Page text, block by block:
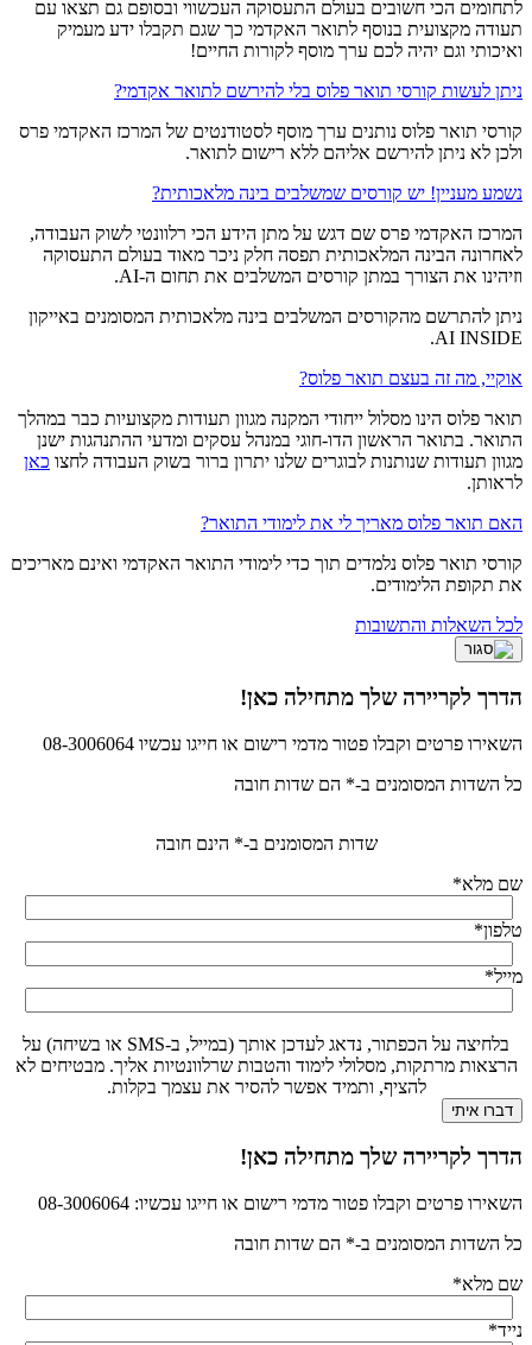
לתחומים הכי חשובים בעולם התעסוקה העכשווי ובסופם גם תצאו עם
תעודה מקצועית בנוסף לתואר האקדמי כך שגם תקבלו ידע מעמיק
ואיכותי וגם יהיה לכם ערך מוסף לקורות החיים!
ניתן לעשות קורסי תואר פלוס בלי להירשם לתואר אקדמי?
קורסי תואר פלוס נותנים ערך מוסף לסטודנטים של המרכז האקדמי פרס
ולכן לא ניתן להירשם אליהם ללא רישום לתואר.
נשמע מעניין! יש קורסים שמשלבים בינה מלאכותית?
המרכז האקדמי פרס שם דגש על מתן הידע הכי רלוונטי לשוק העבודה,
לאחרונה הבינה המלאכותית תפסה חלק ניכר מאוד בעולם התעסוקה
וזיהינו את הצורך במתן קורסים המשלבים את תחום ה-AI.
ניתן להתרשם מהקורסים המשלבים בינה מלאכותית המסומנים באייקון
AI INSIDE.
אוקיי, מה זה בעצם תואר פלוס?
תואר פלוס הינו מסלול ייחודי המקנה מגוון תעודות מקצועיות כבר במהלך
התואר. בתואר הראשון הדו-חוגי במנהל עסקים ומדעי ההתנהגות ישנן
מגוון תעודות שנותנות לבוגרים שלנו יתרון ברור בשוק העבודה לחצו כאן
לראותן.
האם תואר פלוס מאריך לי את לימודי התואר?
קורסי תואר פלוס נלמדים תוך כדי לימודי התואר האקדמי ואינם מאריכים
את תקופת הלימודים.
לכל השאלות והתשובות
הדרך לקריירה שלך מתחילה כאן!
השאירו פרטים וקבלו פטור מדמי רישום או חייגו עכשיו 08-3006064
כל השדות המסומנים ב-* הם שדות חובה
שדות המסומנים ב-* הינם חובה
שם מלא*
טלפון*
מייל*
בלחיצה על הכפתור, נדאג לעדכן אותך (במייל, ב-SMS או בשיחה) על
הרצאות מרתקות, מסלולי לימוד והטבות שרלוונטיות אליך. מבטיחים לא
להציף, ותמיד אפשר להסיר את עצמך בקלות.
הדרך לקריירה שלך מתחילה כאן!
השאירו פרטים וקבלו פטור מדמי רישום או חייגו עכשיו: 08-3006064
כל השדות המסומנים ב-* הם שדות חובה
שם מלא*
נייד*